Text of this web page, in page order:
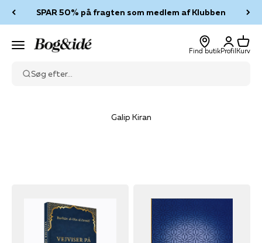
SPAR 50% på fragten som medlem af Klubben
Menu Bog & idé
Find butik
Log ind
Profil
Kurv
Kurv
Søg efter...
Galip Kiran